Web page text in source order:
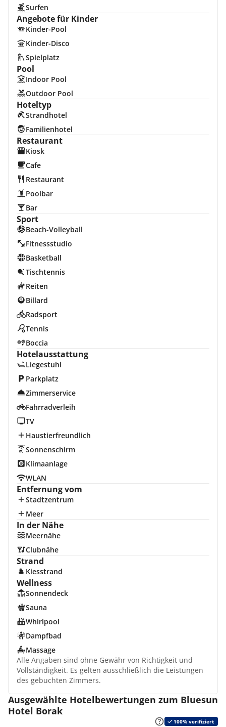
Surfen
Angebote für Kinder
Kinder-Pool
Kinder-Disco
Spielplatz
Pool
Indoor Pool
Outdoor Pool
Hoteltyp
Strandhotel
Familienhotel
Restaurant
Kiosk
Cafe
Restaurant
Poolbar
Bar
Sport
Beach-Volleyball
Fitnessstudio
Basketball
Tischtennis
Reiten
Billard
Radsport
Tennis
Boccia
Hotelausstattung
Liegestuhl
Parkplatz
Zimmerservice
Fahrradverleih
TV
Haustierfreundlich
Sonnenschirm
Klimaanlage
WLAN
Entfernung vom
Stadtzentrum
Meer
In der Nähe
Meernähe
Clubnähe
Strand
Kiesstrand
Wellness
Sonnendeck
Sauna
Whirlpool
Dampfbad
Massage
Alle Angaben sind ohne Gewähr von Richtigkeit und
Vollständigkeit. Es gelten ausschließlich die Leistungen
des gebuchten Zimmers.
Ausgewählte Hotelbewertungen zum Bluesun
Hotel Borak
100% verifiziert